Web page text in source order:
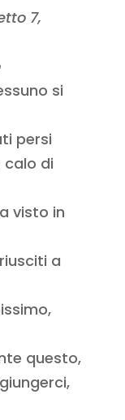
7,
si
persi
calo di
visto in
a
questo,